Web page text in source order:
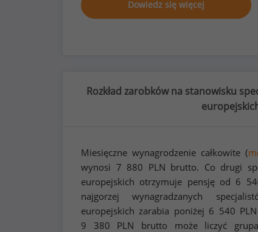
Dowiedz się więcej
Rozkład zarobków na stanowisku
Miesięczne wynagrodzenie całkowite (
wynosi 7 880 PLN brutto. Co drugi
europejskich otrzymuje pensję od 6
najgorzej wynagradzanych
europejskich zarabia poniżej 6 540
9 380 PLN brutto może liczyć